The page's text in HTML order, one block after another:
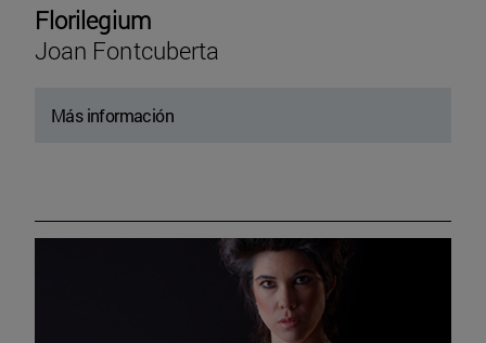
Florilegium
Joan Fontcuberta
Más información